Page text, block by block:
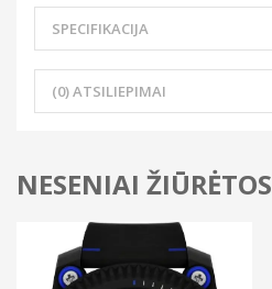
SPECIFIKACIJA
(0) ATSILIEPIMAI
NESENIAI ŽIŪRĖTOS